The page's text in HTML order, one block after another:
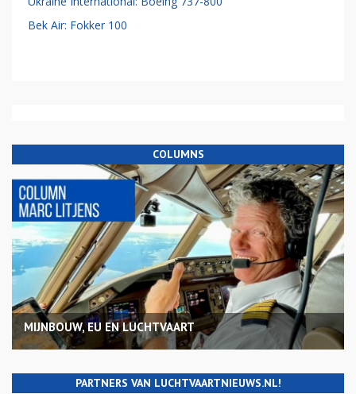
Bek Air: Fokker 100
COLUMNS
MIJNBOUW, EU EN LUCHTVAART
PARTNERS VAN LUCHTVAARTNIEUWS.NL!